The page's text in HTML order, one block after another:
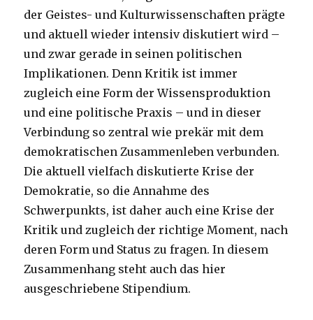
der Geistes- und Kulturwissenschaften prägte
und aktuell wieder intensiv diskutiert wird –
und zwar gerade in seinen politischen
Implikationen. Denn Kritik ist immer
zugleich eine Form der Wissensproduktion
und eine politische Praxis – und in dieser
Verbindung so zentral wie prekär mit dem
demokratischen Zusammenleben verbunden.
Die aktuell vielfach diskutierte Krise der
Demokratie, so die Annahme des
Schwerpunkts, ist daher auch eine Krise der
Kritik und zugleich der richtige Moment, nach
deren Form und Status zu fragen. In diesem
Zusammenhang steht auch das hier
ausgeschriebene Stipendium.